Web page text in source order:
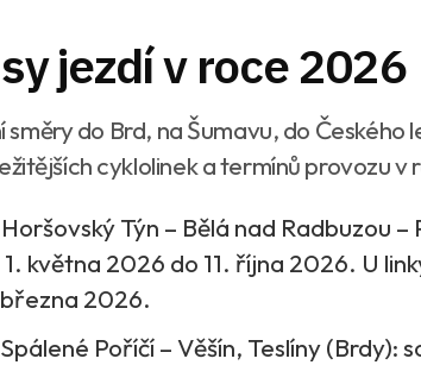
jezdí v roce 2026
směry do Brd, na Šumavu, do Českého
cyklolinek a termínů provozu v
Týn – Bělá nad Radbuzou
května 2026 do 11. října 2026. U
2026.
Poříčí – Věšín, Teslíny (Brdy):